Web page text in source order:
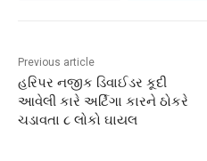
Previous article
હરિપર નજીક ડિવાઈડર કૂદી
આવેલી કારે અર્ટિગા કારને ઠોકરે
ચડાવતા ૮ લોકો ઘાયલ